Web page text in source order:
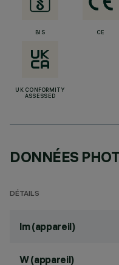
BIS CE
UK CONFORMITY
ASSESSED
DONNÉES
DÉTAILS
lm (appareil)
W (appareil)